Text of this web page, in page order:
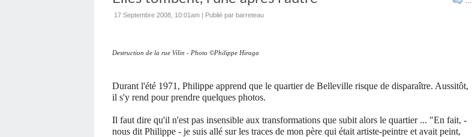
17 Septembre 2008, 10:01am | Publié par barreteau
Destruction de la rue Vilin - Photo ©Philippe Hiraga
Durant l'été 1971, Philippe apprend que le quartier de Belleville risque de disparaître. Aussitôt,
il s'y rend pour prendre quelques photos.
Il faut dire qu'il n'est pas insensible aux transformations que subit alors le quartier ... "En fait, -
nous dit Philippe - je suis allé sur les traces de mon père qui était artiste-peintre et avait peint,